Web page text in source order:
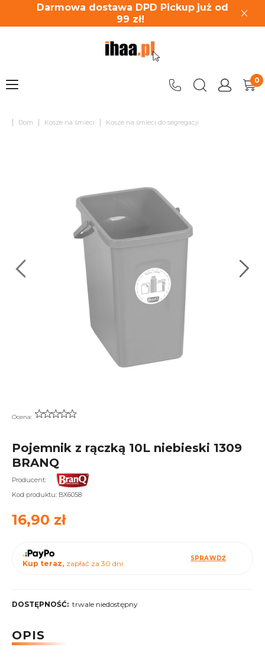
Darmowa dostawa DPD Pickup już od
99 zł!
| Dom | Kosze na śmieci | Kosze na śmieci do segregacji
Ocena:
Pojemnik z rączką 10L niebieski 1309
BRANQ
Producent:
Kod produktu: BX6058
16,90 zł
Kup teraz, zapłać za 30 dni
SPRAWDŹ
DOSTĘPNOŚĆ: trwale niedostępny
OPIS